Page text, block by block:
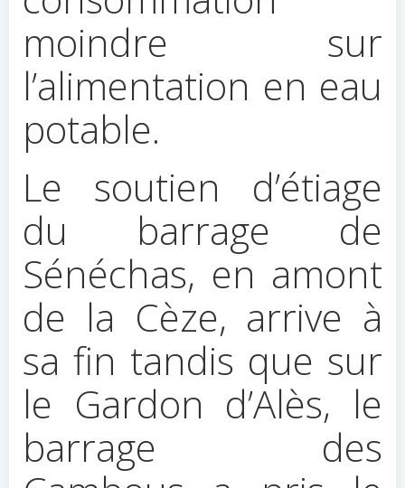
moindre sur
l’alimentation en eau
potable.
Le soutien d’étiage
du barrage de
Sénéchas, en amont
de la Cèze, arrive à
sa fin tandis que sur
le Gardon d’Alès, le
barrage des